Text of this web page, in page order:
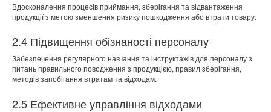
Вдосконалення процесів приймання, зберігання та відвантаження
продукції з метою зменшення ризику пошкодження або втрати товару.
2.4 Підвищення обізнаності персоналу
Забезпечення регулярного навчання та інструктажів для персоналу з
питань правильного поводження з продукцією, правил зберігання,
методів запобігання втратам та відходам.
2.5 Ефективне управління відходами